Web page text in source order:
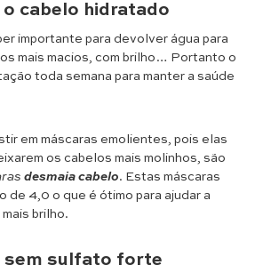
o cabelo hidratado
importante para devolver água para
mais macios, com brilho… Portanto o
toda semana para manter a saúde
em máscaras emolientes, pois elas
os cabelos mais molinhos, são
desmaia cabelo. Estas máscaras
de 4,0 o que é ótimo para ajudar a
brilho.
sem sulfato forte